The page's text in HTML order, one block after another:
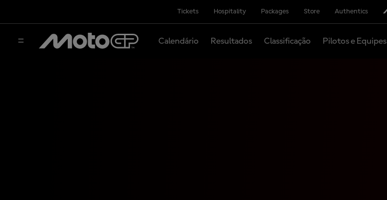
Tickets Hospitality Packages Store Authentics
Calendário Resultados Classificação Pilotos e Equipes